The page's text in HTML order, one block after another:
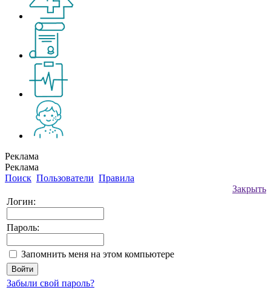
Реклама
Реклама
Поиск Пользователи Правила
Закрыть
Логин:
Пароль:
Запомнить меня на этом компьютере
Забыли свой пароль?